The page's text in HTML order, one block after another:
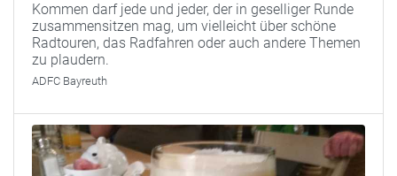
Kommen darf jede und jeder, der in geselliger Runde
zusammensitzen mag, um vielleicht über schöne
Radtouren, das Radfahren oder auch andere Themen
zu plaudern.
ADFC Bayreuth